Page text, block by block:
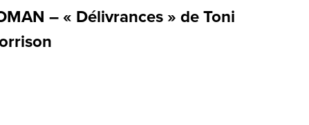
– « Délivrances » de Toni